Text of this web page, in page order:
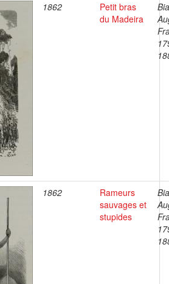
1862
Petit bras
du Madeira
1862
Rameurs
sauvages et
stupides